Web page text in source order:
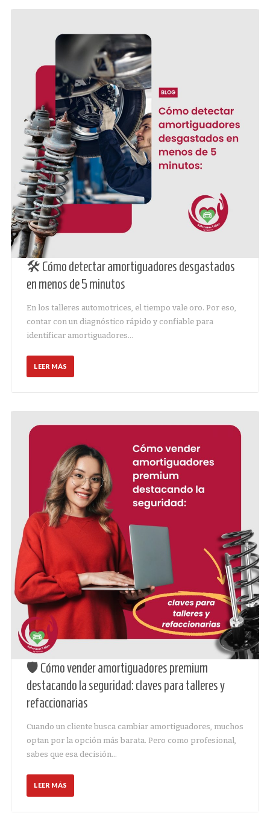
🛠️ Cómo detectar amortiguadores desgastados
en menos de 5 minutos
En los talleres automotrices, el tiempo vale oro. Por eso,
contar con un diagnóstico rápido y confiable para
identificar amortiguadores…
LEER MÁS
🛡️ Cómo vender amortiguadores premium
destacando la seguridad: claves para talleres y
refaccionarias
Cuando un cliente busca cambiar amortiguadores, muchos
optan por la opción más barata. Pero como profesional,
sabes que esa decisión…
LEER MÁS